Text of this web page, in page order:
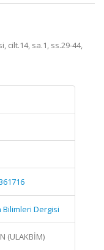
cilt.14, sa.1, ss.29-44,
Dergisi
(ULAKBİM)